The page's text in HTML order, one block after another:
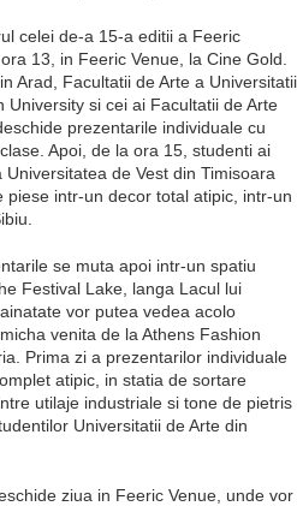
celei de-a 15-a editii a Feeric
13, in Feeric Venue, la Cine Gold.
Arad, Facultatii de Arte a Universitatii
si cei ai Facultatii de Arte
prezentarile individuale cu
Apoi, de la ora 15, studenti ai
de Vest din Timisoara
intr-un decor total atipic, intr-un
se muta apoi intr-un spatiu
Festival Lake, langa Lacul lui
vor putea vedea acolo
venita de la Athens Fashion
Prima zi a prezentarilor individuale
atipic, in statia de sortare
utilaje industriale si tone de pietris
Universitatii de Arte din
ziua in Feeric Venue, unde vor